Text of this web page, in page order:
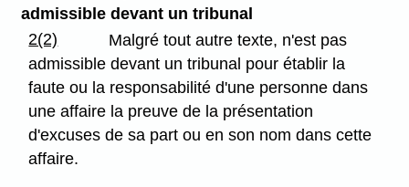
admissible devant un tribunal
2(2)
Malgré tout autre texte, n'est pas
admissible devant un tribunal pour établir la
faute ou la responsabilité d'une personne dans
une affaire la preuve de la présentation
d'excuses de sa part ou en son nom dans cette
affaire.